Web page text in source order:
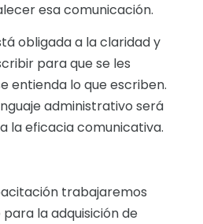
esa comunicación.
obligada a la claridad y
para que se les
entienda lo que escriben.
administrativo será
la eficacia comunicativa.
trabajaremos
la adquisición de